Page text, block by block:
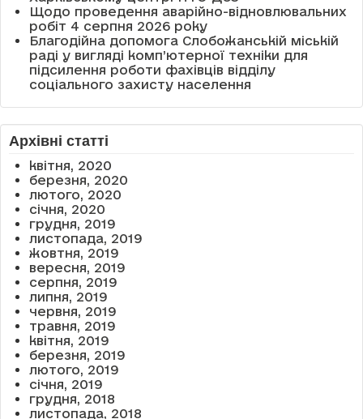
Щодо проведення аварійно-відновлювальних
робіт 4 серпня 2026 року
Благодійна допомога Слобожанській міській
раді у вигляді комп’ютерної техніки для
підсилення роботи фахівців відділу
соціального захисту населення
Архівні статті
квітня, 2020
березня, 2020
лютого, 2020
січня, 2020
грудня, 2019
листопада, 2019
жовтня, 2019
вересня, 2019
серпня, 2019
липня, 2019
червня, 2019
травня, 2019
квітня, 2019
березня, 2019
лютого, 2019
січня, 2019
грудня, 2018
листопада, 2018